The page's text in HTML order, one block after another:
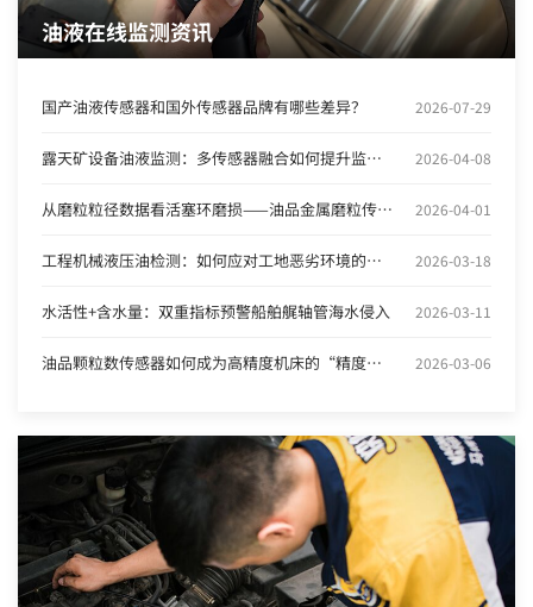
油液在线监测资讯
国产油液传感器和国外传感器品牌有哪些差异？ 2026-07-29
露天矿设备油液监测：多传感器融合如何提升监测精度？ 2026-04-08
从磨粒粒径数据看活塞环磨损——油品金属磨粒传感器的应用实践 2026-04-01
工程机械液压油检测：如何应对工地恶劣环境的污染挑战？ 2026-03-18
水活性+含水量：双重指标预警船舶艉轴管海水侵入 2026-03-11
油品颗粒数传感器如何成为高精度机床的“精度保险” 2026-03-06